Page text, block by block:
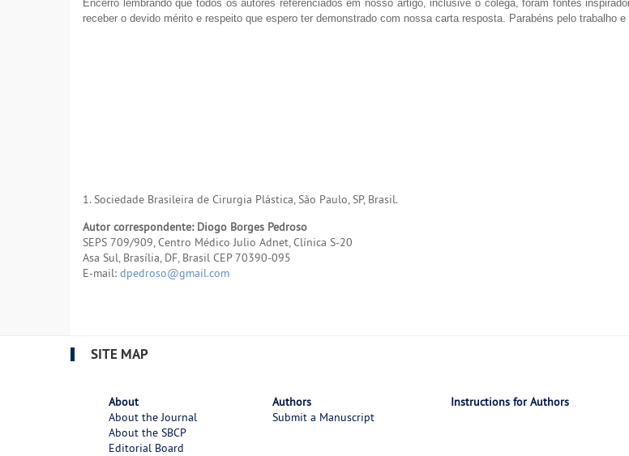
Encerro lembrando que todos os autores referenciados em nosso artigo, inclusive o colega, foram fontes
receber o devido mérito e respeito que espero ter demonstrado com nossa carta resposta. Parabéns pelo trabalho
1. Sociedade Brasileira de Cirurgia Plástica, São Paulo, SP, Brasil.
Autor correspondente: Diogo Borges Pedroso
SEPS 709/909, Centro Médico Julio Adnet, Clínica S-20
Asa Sul, Brasília, DF, Brasil CEP 70390-095
E-mail: dpedroso@gmail.com
SITE MAP
About
About the Journal
About the SBCP
Editorial Board
Authors
Submit a Manuscript
Instructions for Authors